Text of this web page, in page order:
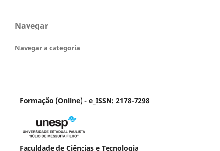
Navegar
Navegar a categoria
Formação (Online) - e_ISSN: 2178-7298
Faculdade de Ciências e Tecnologia